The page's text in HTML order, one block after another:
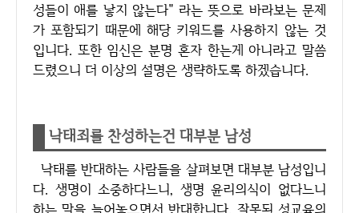
성들이 애를 낳지 않는다" 라는 뜻으로 바라보는 문제
가 포함되기 때문에 해당 키워드를 사용하지 않는 것
입니다. 또한 임신은 분명 혼자 한는게 아니라고 말씀
드렸으니 더 이상의 설명은 생략하도록 하겠습니다.
낙태죄를 찬성하는건 대부분 남성
낙태를 반대하는 사람들을 살펴보면 대부분 남성입니
다. 생명이 소중하다느니, 생명 윤리의식이 없다느니
하는 말을 늘어놓으면서 반대합니다. 잘못된 성교육의